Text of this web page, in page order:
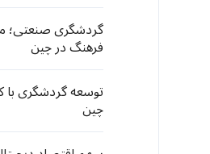
گردشگری صنعتی؛
فرهنگ در چین
توسعه گردشگری
چین